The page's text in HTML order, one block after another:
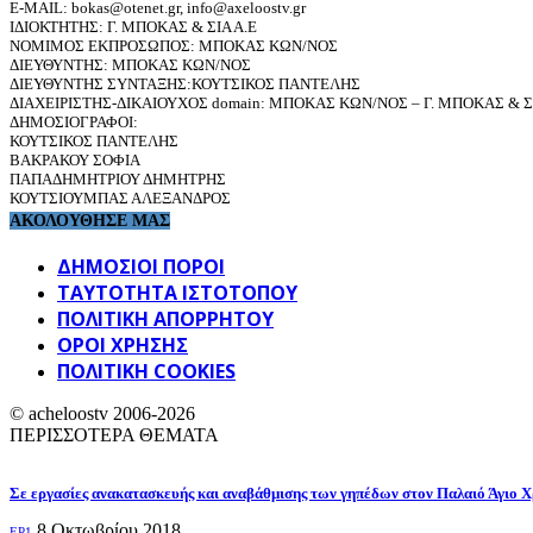
E-MAIL: bokas@otenet.gr, info@axeloostv.gr
ΙΔΙΟΚΤΗΤΗΣ: Γ. ΜΠΟΚΑΣ & ΣΙΑ Α.Ε
ΝΟΜΙΜΟΣ ΕΚΠΡΟΣΩΠΟΣ: ΜΠΟΚΑΣ ΚΩΝ/ΝΟΣ
ΔΙΕΥΘΥΝΤΗΣ: ΜΠΟΚΑΣ ΚΩΝ/ΝΟΣ
ΔΙΕΥΘΥΝΤΗΣ ΣΥΝΤΑΞΗΣ:ΚΟΥΤΣΙΚΟΣ ΠΑΝΤΕΛΗΣ
ΔΙΑΧΕΙΡΙΣΤΗΣ-ΔΙΚΑΙΟΥΧΟΣ domain: ΜΠΟΚΑΣ ΚΩΝ/ΝΟΣ – Γ. ΜΠΟΚΑΣ &
ΔΗΜΟΣΙΟΓΡΑΦΟΙ:
ΚΟΥΤΣΙΚΟΣ ΠΑΝΤΕΛΗΣ
ΒΑΚΡΑΚΟΥ ΣΟΦΙΑ
ΠΑΠΑΔΗΜΗΤΡΙΟΥ ΔΗΜΗΤΡΗΣ
ΚΟΥΤΣΙΟΥΜΠΑΣ ΑΛΕΞΑΝΔΡΟΣ
ΑΚΟΛΟΥΘΗΣΕ ΜΑΣ
ΔΗΜΟΣΙΟΙ ΠΟΡΟΙ
ΤΑΥΤΌΤΗΤΑ ΙΣΤΌΤΟΠΟΥ
ΠΟΛΙΤΙΚΉ ΑΠΟΡΡΉΤΟΥ
ΌΡΟΙ ΧΡΉΣΗΣ
ΠΟΛΙΤΙΚΗ COOKIES
© acheloostv 2006-2026
ΠΕΡΙΣΣΟΤΕΡΑ ΘΕΜΑΤΑ
Σε εργασίες ανακατασκευής και αναβάθμισης των γηπέδων στον Παλαιό Άγιο